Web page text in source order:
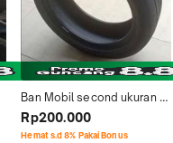
Ban Mobil second ukuran
215/50 ring 17 merek
bridgestone / dunlop
Rp200.000
Hemat s.d 8% Pakai Bonus